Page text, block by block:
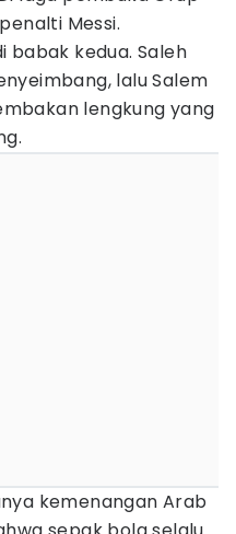
Messi.
babak kedua. Saleh
lalu Salem
lengkung yang
kemenangan Arab